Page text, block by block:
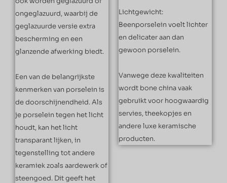
ongeglazuurd, waarbij de
geglazuurde versie extra
bescherming en een
glanzende afwerking biedt.
Een van de belangrijkste
kenmerken van porselein is
de doorschijnendheid. Als
je porselein tegen het licht
houdt, kan het licht
transparant lijken, in
tegenstelling tot andere
keramiek zoals aardewerk of
steengoed. Dit geeft het
Lichtgewicht:
Beenporselein voelt lichter
en delicater aan dan
gewoon porselein.
Vanwege deze kwaliteiten
wordt bone china vaak
gebruikt voor hoogwaardig
servies, theekopjes en
andere luxe keramische
producten.